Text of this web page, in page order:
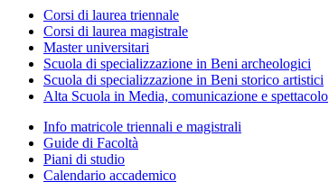
Corsi di laurea triennale
Corsi di laurea magistrale
Master universitari
Scuola di specializzazione in Beni archeologici
Scuola di specializzazione in Beni storico artistici
Alta Scuola in Media, comunicazione e spettacolo
Info matricole triennali e magistrali
Guide di Facoltà
Piani di studio
Calendario accademico